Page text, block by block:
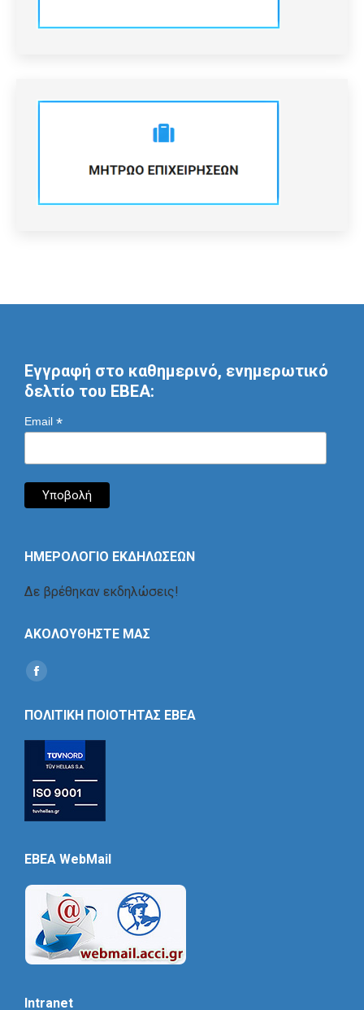
Εγγραφή στο καθημερινό, ενημερωτικό
δελτίο του ΕΒΕΑ:
Email *
ΗΜΕΡΟΛΟΓΙΟ ΕΚΔΗΛΩΣΕΩΝ
Δε βρέθηκαν εκδηλώσεις!
ΑΚΟΛΟΥΘΗΣΤΕ ΜΑΣ
Find us on:
Social
ΠΟΛΙΤΙΚΗ ΠΟΙΟΤΗΤΑΣ ΕΒΕΑ
EBEA WebMail
Intranet